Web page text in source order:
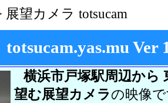
展望カメラ totsucam
Ver
横浜市戸塚駅周辺から
望む展望カメラの映像